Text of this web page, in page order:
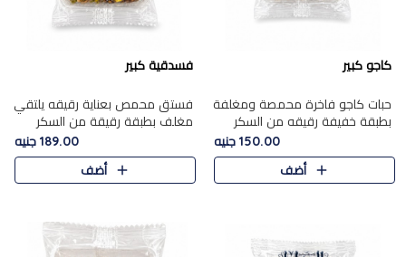
كاجو كبير
حبات كاجو فاخرة محمصة ومغلفة
بطبقة خفيفة رقيقه من السكر
المكرمل، تجمع بين توازن النعومة
زبدية غنية فاخرة والقرمشة
المرضية في حلوى شرقية بطاب..
150.00 جنيه
أضف
فسدقية كبير
فستق محمص بعناية رقيقه يلتقي
مغلف بطبقة رقيقة من السكر
المكرمل، ليقدم مذاقًا فاخرًا حلوي
شرقية فاخرة ونكهة غنية ناتي تميز
كل قطعة و قوام هش
189.00 جنيه
أضف